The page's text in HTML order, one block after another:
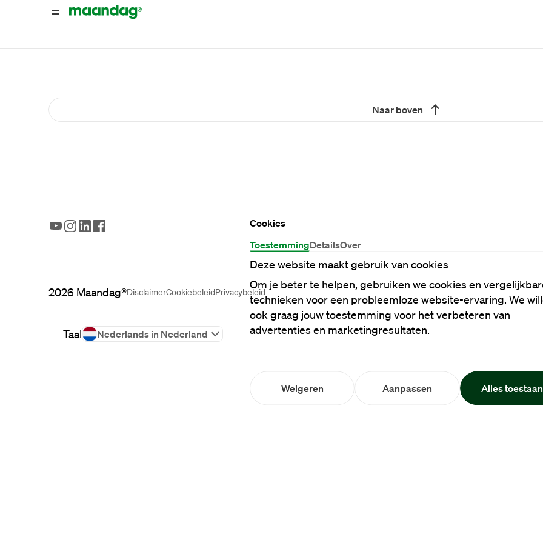
Cookies
ToestemmingDetailsOver
Deze website maakt gebruik van cookies
Om je beter te helpen, gebruiken we cookies en
technieken voor een probleemloze website-ervaring. We
ook graag jouw toestemming voor het verbeteren van
advertenties en marketingresultaten.
Weigeren Aanpassen Alles toestaan
Naar boven
Taal Nederlands in Nederland
2026 Maandag®DisclaimerCookiebeleidPrivacybeleid